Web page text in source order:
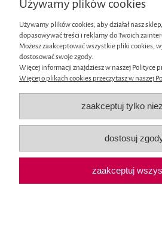
Moje konto
Płatności i dostawa
O nas
pokaż pełną wersję
Sklep internetowy
Używamy plików cookies
Używamy plików cookies, aby działał nasz
dopasowywać treści i reklamy do Twoich
Możesz zaakceptować wszystkie pliki cookies,
dostosować swoje zgody.
Więcej informacji znajdziesz w naszej Polityce
Więcej o plikach cookies przeczytasz w naszej
zaakceptuj tylko
dostosuj
zaakceptuj